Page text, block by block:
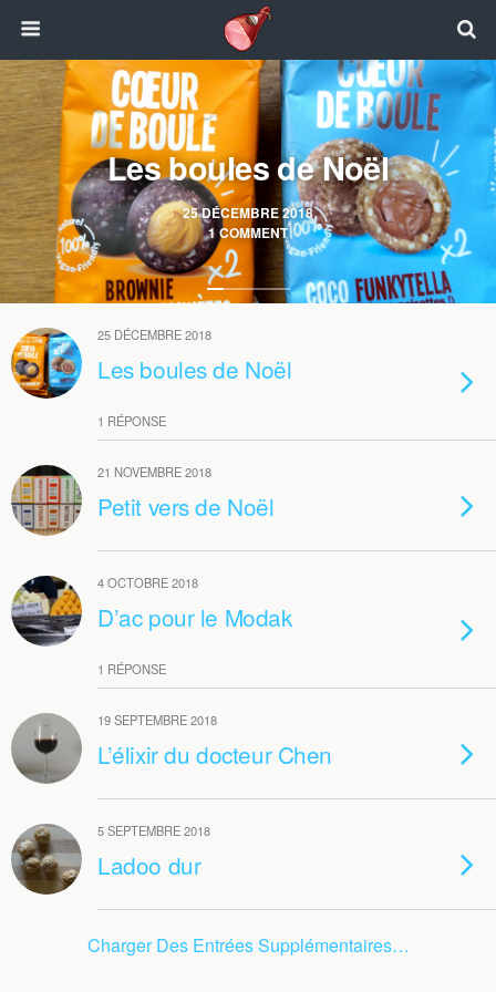
25 DÉCEMBRE 2018
1 COMMENT
Les boules de Noël
25 DÉCEMBRE 2018
Les boules de Noël
1 RÉPONSE
21 NOVEMBRE 2018
Petit vers de Noël
4 OCTOBRE 2018
D’ac pour le Modak
1 RÉPONSE
19 SEPTEMBRE 2018
L’élixir du docteur Chen
5 SEPTEMBRE 2018
Ladoo dur
Charger Des Entrées Supplémentaires…